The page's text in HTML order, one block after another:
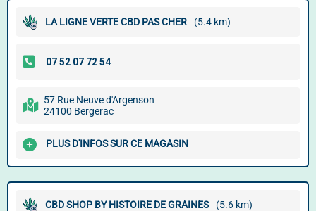
LA LIGNE VERTE CBD PAS CHER (5.4 km)
57 Rue Neuve d'Argenson
24100 Bergerac
PLUS D'INFOS SUR CE MAGASIN
CBD SHOP BY HISTOIRE DE GRAINES (5.6 km)